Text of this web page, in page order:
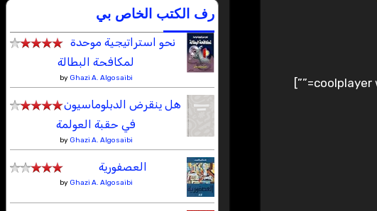
رف الكتب الخاص بي
نحو استراتيجية موحدة
لمكافحة البطالة
by Ghazi A. Algosaibi
هل ينقرض الدبلوماسيون
في حقبة العولمة
by Ghazi A. Algosaibi
العصفورية
by Ghazi A. Algosaibi